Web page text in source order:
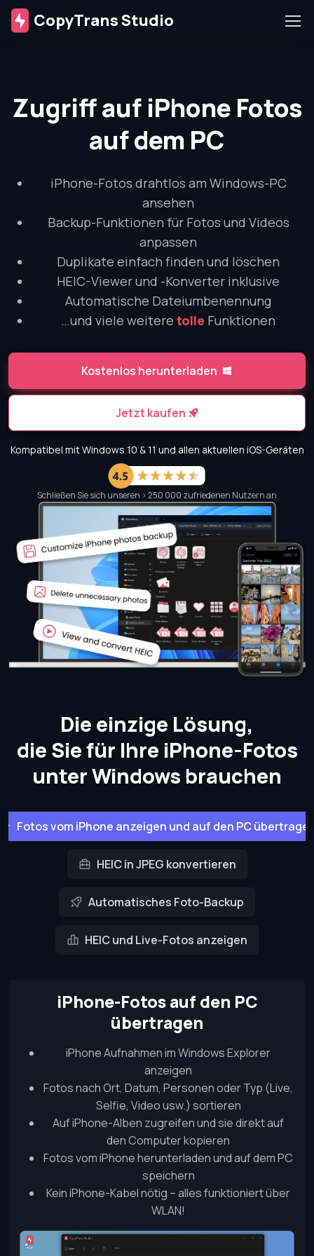
CopyTrans Studio
Zugriff auf iPhone Fotos
auf dem PC
iPhone-Fotos drahtlos am Windows-PC
ansehen
Backup-Funktionen für Fotos und Videos
anpassen
Duplikate einfach finden und löschen
HEIC-Viewer und -Konverter inklusive
Automatische Dateiumbenennung
…und viele weitere tolle Funktionen
Kostenlos herunterladen
Jetzt kaufen
Kompatibel mit Windows 10 & 11 und allen aktuellen iOS-Geräten
Schließen Sie sich unseren > 250 000 zufriedenen Nutzern an
Die einzige Lösung,
die Sie für Ihre iPhone-Fotos
unter Windows brauchen
Fotos vom iPhone anzeigen und auf den PC
HEIC in JPEG konvertieren
Automatisches Foto-Backup
HEIC und Live-Fotos anzeigen
iPhone-Fotos auf den PC
übertragen
iPhone Aufnahmen im Windows Explorer
anzeigen
Fotos nach Ort, Datum, Personen oder Typ (Live,
Selfie, Video usw.) sortieren
Auf iPhone-Alben zugreifen und sie direkt auf
den Computer kopieren
Fotos vom iPhone herunterladen und auf dem PC
speichern
Kein iPhone-Kabel nötig – alles funktioniert über
WLAN!